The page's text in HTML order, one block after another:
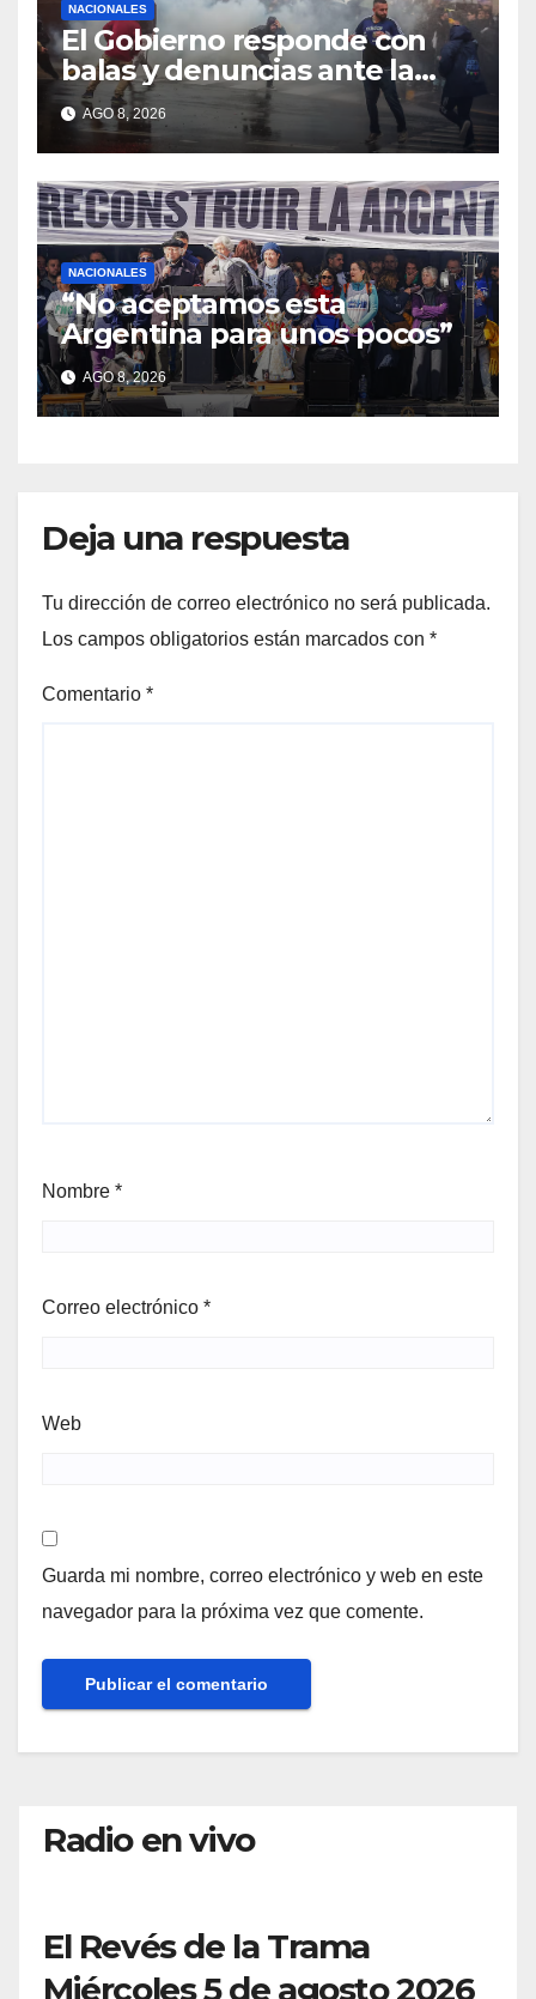
NACIONALES
El Gobierno responde con
balas y denuncias ante la
protesta
AGO 8, 2026
NACIONALES
“No aceptamos esta
Argentina para unos pocos”
AGO 8, 2026
Deja una respuesta
Tu dirección de correo electrónico no será publicada.
Los campos obligatorios están marcados con *
Comentario *
Nombre *
Correo electrónico *
Web
Guarda mi nombre, correo electrónico y web en este
navegador para la próxima vez que comente.
Radio en vivo
El Revés de la Trama
Miércoles 5 de agosto 2026